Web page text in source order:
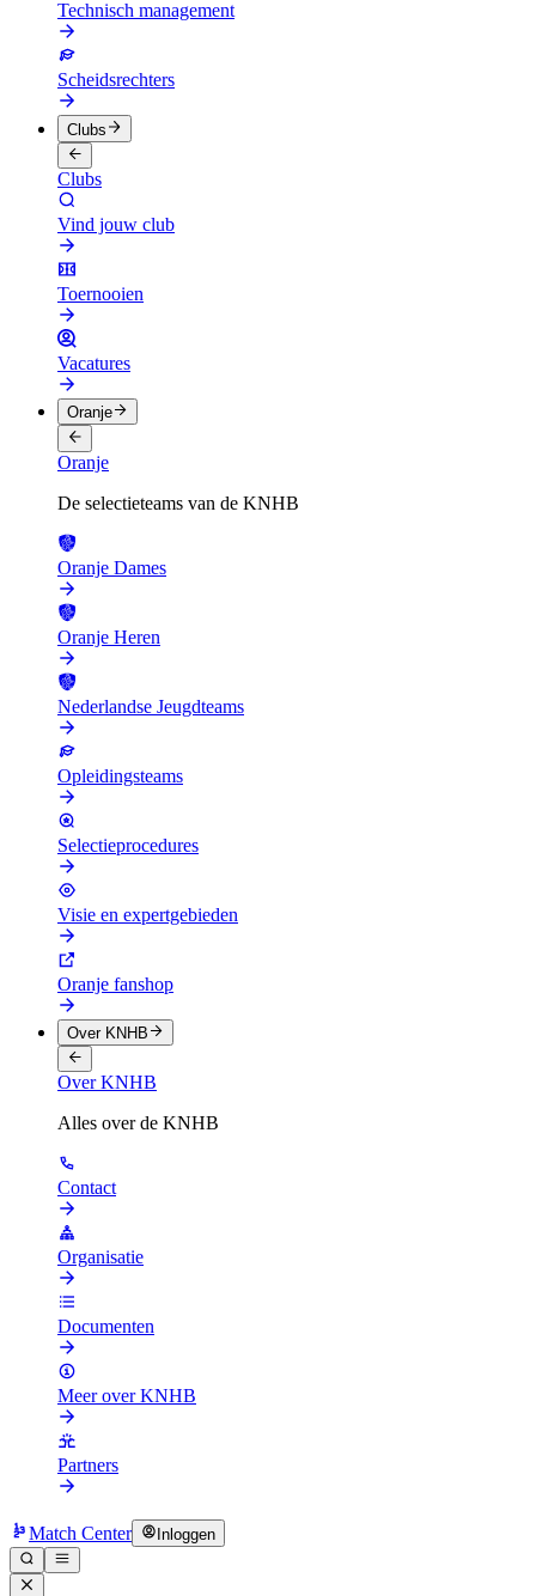
Technisch management
Scheidsrechters
Clubs
Clubs
Vind jouw club
Toernooien
Vacatures
Oranje
Oranje
De selectieteams van de KNHB
Oranje Dames
Oranje Heren
Nederlandse Jeugdteams
Opleidingsteams
Selectieprocedures
Visie en expertgebieden
Oranje fanshop
Over KNHB
Over KNHB
Alles over de KNHB
Contact
Organisatie
Documenten
Meer over KNHB
Partners
Match Center Inloggen